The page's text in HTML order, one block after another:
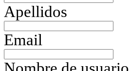
Apellidos
Email